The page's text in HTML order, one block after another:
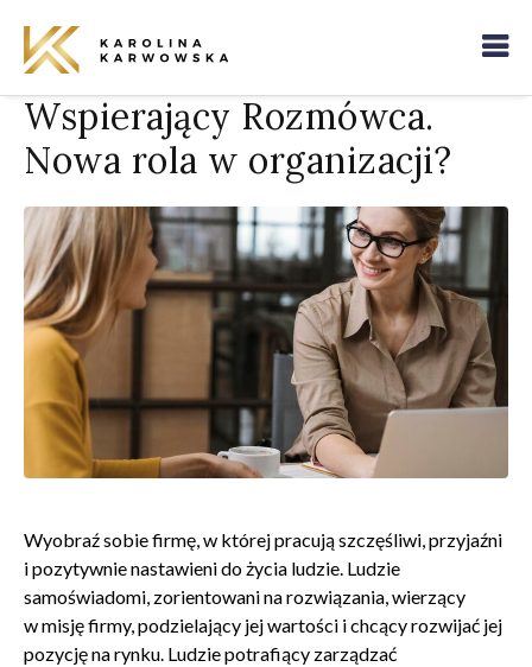
Wspierający Rozmówca.
Nowa rola w organizacji?
Wyobraź sobie firmę, w której pracują szczęśliwi, przyjaźni
i pozytywnie nastawieni do życia ludzie. Ludzie
samoświadomi, zorientowani na rozwiązania, wierzący
w misję firmy, podzielający jej wartości i chcący rozwijać jej
pozycję na rynku. Ludzie potrafiący zarządzać